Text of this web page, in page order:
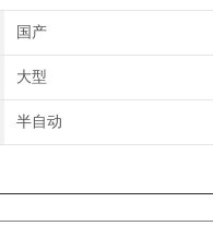
国产
大型
半自动